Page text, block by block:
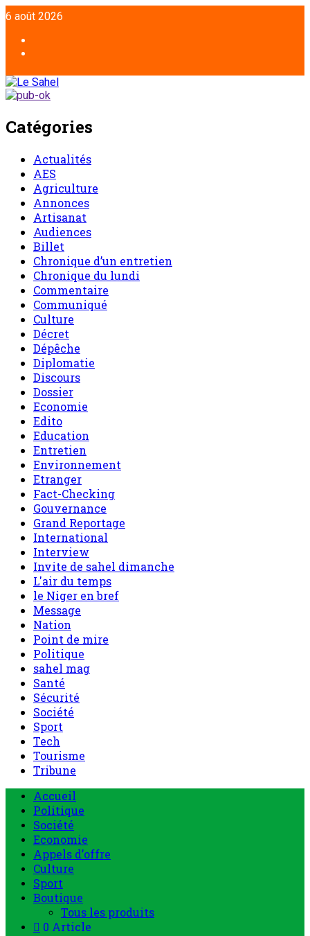
6 août 2026
Catégories
Actualités
AES
Agriculture
Annonces
Artisanat
Audiences
Billet
Chronique d’un entretien
Chronique du lundi
Commentaire
Communiqué
Culture
Décret
Dépêche
Diplomatie
Discours
Dossier
Economie
Edito
Education
Entretien
Environnement
Etranger
Fact-Checking
Gouvernance
Grand Reportage
International
Interview
Invite de sahel dimanche
L'air du temps
le Niger en bref
Message
Nation
Point de mire
Politique
sahel mag
Santé
Sécurité
Société
Sport
Tech
Tourisme
Tribune
Accueil
Politique
Société
Economie
Appels d’offre
Culture
Sport
Boutique
Tous les produits
0 Article